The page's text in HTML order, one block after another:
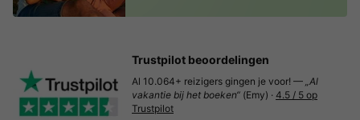
Trustpilot beoordelingen
Al 10.064+ reizigers gingen je voor! — „Al
vakantie bij het boeken“ (Emy) · 4.5 / 5 op
Trustpilot